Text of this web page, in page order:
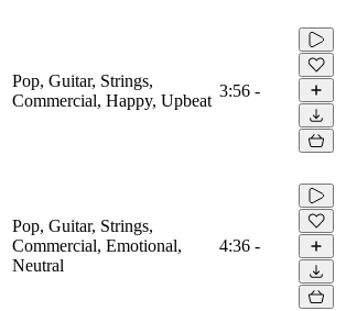
Pop, Guitar, Strings,
Commercial, Happy, Upbeat
3:56 -
Pop, Guitar, Strings,
Commercial, Emotional,
Neutral
4:36 -